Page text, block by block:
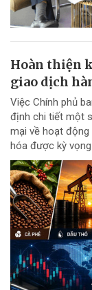
Hoàn thiện
giao dịch
Việc Chính phủ
định chi tiết một
mại về hoạt động
hóa được kỳ